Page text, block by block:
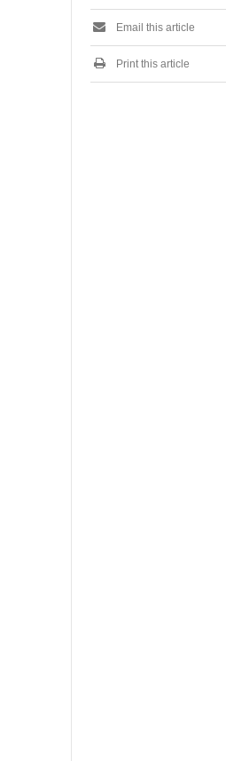
Email this article
Print this article